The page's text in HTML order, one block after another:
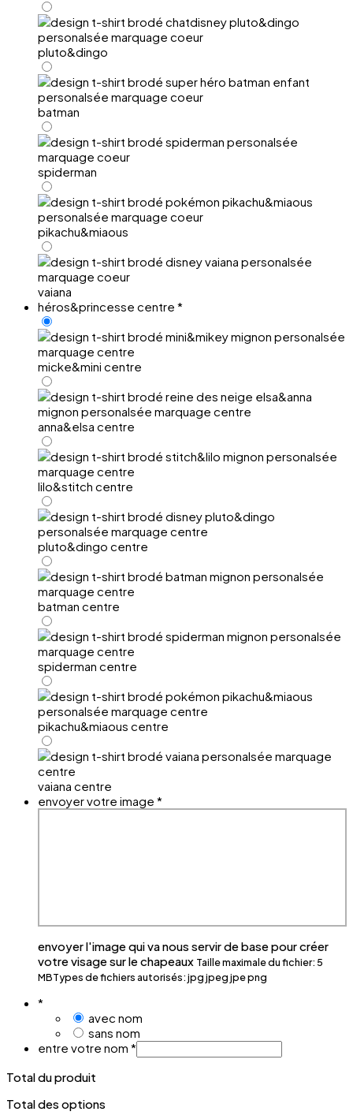
pluto&dingo
batman
spiderman
pikachu&miaous
vaiana
héros&princesse centre *
micke&mini centre
anna&elsa centre
lilo&stitch centre
pluto&dingo centre
batman centre
spiderman centre
pikachu&miaous centre
vaiana centre
envoyer votre image *
envoyer l'image qui va nous servir de base pour créer
votre visage sur le chapeaux Taille maximale du fichier: 5
MBTypes de fichiers autorisés: jpg jpeg jpe png
*
avec nom
sans nom
entre votre nom *
Total du produit
Total des options